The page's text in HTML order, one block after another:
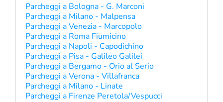
Parcheggi a Bologna - G. Marconi
Parcheggi a Milano - Malpensa
Parcheggi a Venezia - Marcopolo
Parcheggi a Roma Fiumicino
Parcheggi a Napoli - Capodichino
Parcheggi a Pisa - Galileo Galilei
Parcheggi a Bergamo - Orio al Serio
Parcheggi a Verona - Villafranca
Parcheggi a Milano - Linate
Parcheggi a Firenze Peretola/Vespucci